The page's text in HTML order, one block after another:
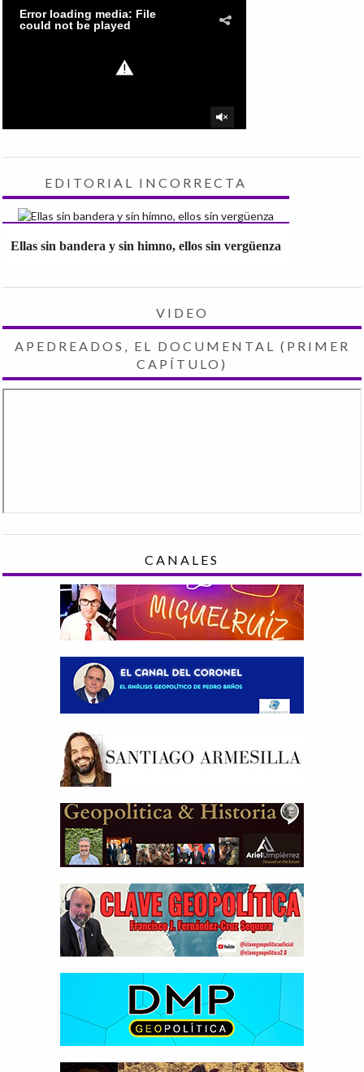
EDITORIAL INCORRECTA
Ellas sin bandera y sin himno, ellos sin vergüenza
VIDEO
APEDREADOS, EL DOCUMENTAL (PRIMER
CAPÍTULO)
CANALES